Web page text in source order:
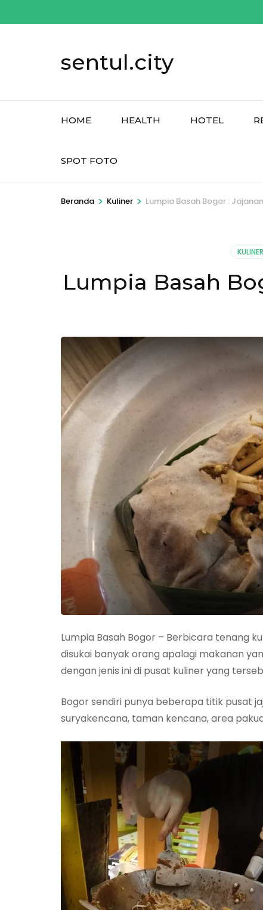
ke
sentul.city
HOME HEALTH HOTEL
SPOT FOTO
Beranda > Kuliner > Lumpia Basah Bogor :
KULINER
Lumpia Basah
Lumpia Basah Bogor – Berbicara tenang
disukai banyak orang apalagi makanan
dengan jenis ini di pusat kuliner yang
Bogor sendiri punya beberapa titik pusat
suryakencana, taman kencana, area